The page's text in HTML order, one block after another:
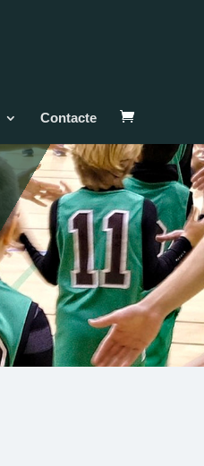
Contacte